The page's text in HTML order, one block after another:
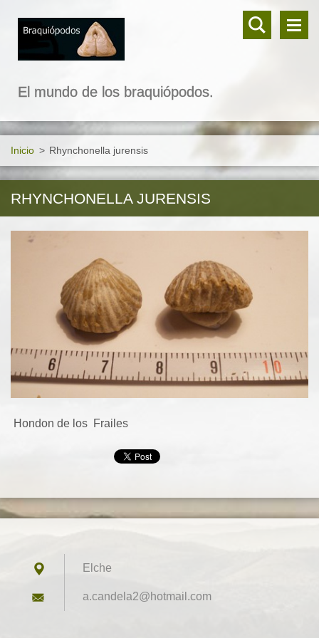
El mundo de los braquiópodos.
Inicio > Rhynchonella jurensis
RHYNCHONELLA JURENSIS
Hondon de los Frailes
Elche
a.candel a2@hotmail.com